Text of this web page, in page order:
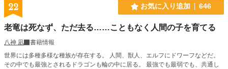
22 お気に入り追加 646
老竜は死なず、ただ去る……こともなく人間の子を育てる
八神 凪
書籍情報
世界には多種多様な種族が存在する。 人間、獣人、エルフにドワーフなどだ。
その中でも最強とされるドラゴンも輪の中に居る。 最強でも最弱でも、共通し